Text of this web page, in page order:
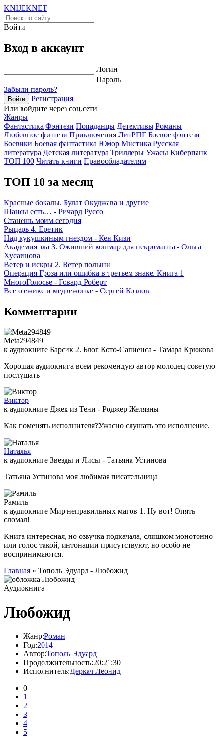
KNIJEKNET
Войти
Вход в аккаунт
Логин
Пароль
Забыли пароль?
Войти
Регистрация
Или войдите через соц.сети
Жанры
Фантастика Фэнтези Попаданцы Детективы Романы
Любовное фэнтези Приключения ЛитРПГ Боевое фэнтези
Боевики Боевая фантастика Юмор Мистика Русская
литература Детская литература Триллеры Ужасы Киберпанк
ТОП 100 Читать книги Правообладателям
ТОП 10 за месяц
Красные бокалы. Булат Окуджава и другие
Шансы есть… - Ричард Руссо
Станешь моим сегодня
Рыцарь 4. Еретик
Над кукушкиным гнездом - Кен Кизи
Академия зла 3. Оживший кошмар для некроманта - Ольга
Хусаинова
Ветер и искры 2. Ветер полыни
Операция Гроза или ошибка в третьем знаке. Книга 1
МногоГолосье - Говард Роберт
Все о ежике и медвежонке - Сергей Козлов
Комментарии
Meta294849
к аудиокниге Барсик 2. Блог Кото-Сапиенса - Тамара Крюкова
Хорошая аудиокнига всем рекомендую автор молодец советую
послушать
Виктор
к аудиокниге Джек из Тени - Роджер Желязны
Как поменять исполнителя?Ужасно слушать это исполнение.
Наталья
к аудиокниге Звезды и Лисы - Татьяна Устинова
Татьяна Устинова моя любимая писательница
Рамиль
к аудиокниге Мир неправильных магов 1. Ну вот! Опять
сломал!
Книга интересная, но озвучка подкачала, слишком монотонно
или голос такой, интонации присутствуют, но особо не
воспринимаются.
Главная » Тополь Эдуард - Любожид
Аудиокнига
Любожид
Жанр:Роман
Год:2014
Автор:Тополь Эдуард
Продолжительность:20:21:30
Исполнитель:Деркач Леонид
0
1
2
3
4
5